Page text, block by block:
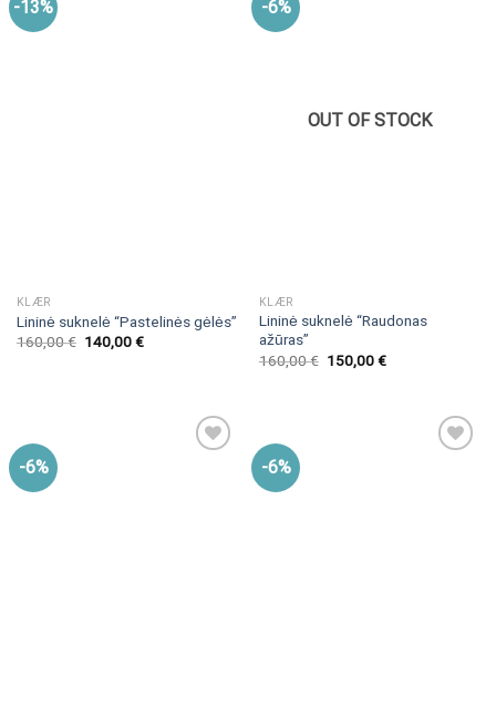
-13%
KLÆR
Lininė suknelė “Pastelinės gėlės”
160,00€ 140,00€
-6%
OUT OF STOCK
KLÆR
Lininė suknelė “Raudonas
ažūras”
160,00€ 150,00€
-6% -6%